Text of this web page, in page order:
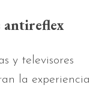
antireflex
y televisores
la experiencia